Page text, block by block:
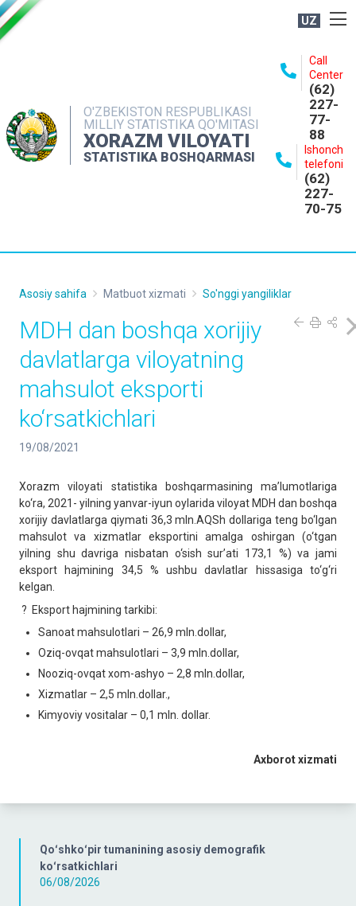
UZ
O'ZBEKISTON RESPUBLIKASI
MILLIY STATISTIKA QO'MITASI
XORAZM VILOYATI
STATISTIKA BOSHQARMASI
Call
Center
(62)
227-
77-
88
Ishonch
telefoni
(62)
227-
70-75
NASHRLAR
INTERAKTIV XIZMATLAR
MATBUOT XIZMATI
Qoʻshkoʻpir tumanining asosiy demografik
koʻrsatkichlari
06/08/2026
Asosiy sahifa Matbuot xizmati So'nggi yangiliklar
MDH dan boshqa xorijiy
davlatlarga viloyatning
mahsulot eksporti
ko‘rsatkichlari
19/08/2021
Xorazm viloyati statistika boshqarmasining ma’lumotlariga
ko‘ra, 2021- yilning yanvar-iyun oylarida viloyat MDH dan boshqa
xorijiy davlatlarga qiymati 36,3 mln.AQSh dollariga teng bo‘lgan
mahsulot va xizmatlar eksportini amalga oshirgan (o‘tgan
yilning shu davriga nisbatan o‘sish sur’ati 173,1 %) va jami
eksport hajmining 34,5 % ushbu davlatlar hissasiga to‘g‘ri
kelgan.
? Eksport hajmining tarkibi:
Sanoat mahsulotlari – 26,9 mln.dollar,
Oziq-ovqat mahsulotlari – 3,9 mln.dollar,
Nooziq-ovqat xom-ashyo – 2,8 mln.dollar,
Xizmatlar – 2,5 mln.dollar.,
Kimyoviy vositalar – 0,1 mln. dollar.
Axborot xizmati